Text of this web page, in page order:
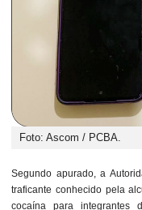
Foto: Ascom / PCBA.
Segundo apurado, a
traficante conhecido pela
cocaína para integrantes